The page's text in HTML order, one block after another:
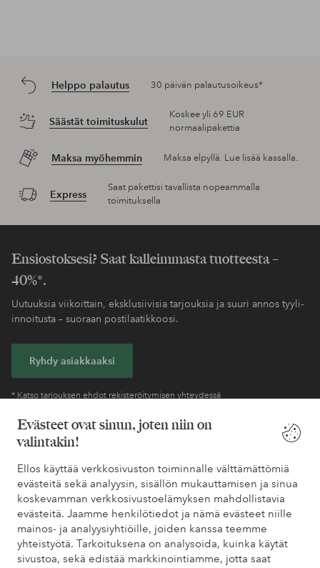
Evästeet ovat sinun, joten niin on
valintakin!
Ellos käyttää verkkosivuston toiminnalle välttämättömiä
evästeitä sekä analyysin, sisällön mukauttamisen ja sinua
koskevamman verkkosivustoelämyksen mahdollistavia
evästeitä. Jaamme henkilötiedot ja nämä evästeet niille
mainos- ja analyysiyhtiöille, joiden kanssa teemme
yhteistyötä. Tarkoituksena on analysoida, kuinka käytät
sivustoa, sekä edistää markkinointiamme, jotta saat
Helppo palautus 30 päivän palautusoikeus*
Säästät toimituskulut
Koskee yli 69 EUR
normaalipakettia
Maksa myöhemmin Maksa elpyllä. Lue lisää kassalla.
Express
Saat pakettisi tavallista nopeammalla
toimituksella
Ensiostoksesi? Saat kalleimmasta tuotteesta –
40%*.
Uutuuksia viikoittain, eksklusiivisia tarjouksia ja suuri annos tyyli-
innoitusta – suoraan postilaatikkoosi.
Ryhdy asiakkaaksi
* Katso tarjouksen ehdot rekisteröitymisen yhteydessä
Tarvitsetko apua?
Löydät vastaukset useimmin kysyttyihin kysymyksiin usein
kysytyistä kysymyksistä. Löydät myös tietoa siitä, miten voit ottaa
meihin yhteyttä.
Asiakaspalvelu Tilaukset Maksutavat